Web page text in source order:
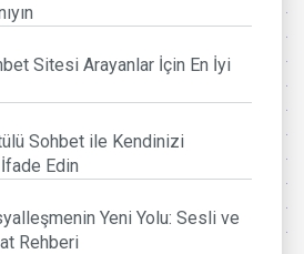
Sitesi Arayanlar İçin En İyi
Sohbet ile Kendinizi
Edin
Yeni Yolu: Sesli ve
Rehberi